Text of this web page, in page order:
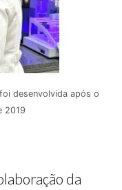
desenvolvida após o
2019
da